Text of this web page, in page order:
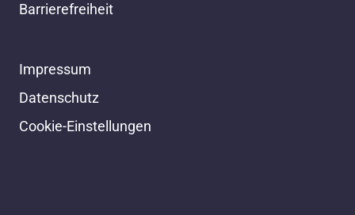
Barrierefreiheit
Impressum
Datenschutz
Cookie-Einstellungen